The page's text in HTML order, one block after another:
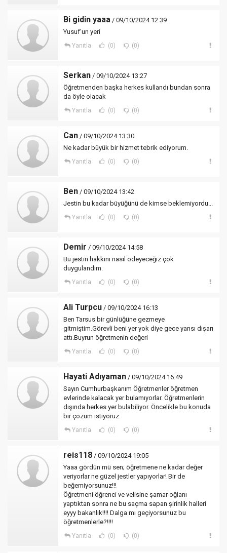
Bi gidin yaaa / 09/10/2024 12:39
Yusuf'un yeri
Yanıtla (0) (0)
Serkan / 09/10/2024 13:27
Öğretmenden başka herkes kullandı bundan sonra
da öyle olacak
Yanıtla (0) (0)
Can / 09/10/2024 13:30
Ne kadar büyük bir hizmet tebrik ediyorum.
Yanıtla (0) (0)
Ben / 09/10/2024 13:42
Jestin bu kadar büyüğünü de kimse beklemiyordu...
Yanıtla (0) (0)
Demir / 09/10/2024 14:58
Bu jestin hakkını nasıl ödeyeceğiz çok
duygulandım.
Yanıtla (0) (0)
Ali Turpcu / 09/10/2024 16:13
Ben Tarsus bir günlüğüne gezmeye
gitmiştim.Görevli beni yer yok diye gece yarısı dışarı
attı.Buyrun öğretmenin değeri
Yanıtla (0) (0)
Hayati Adıyaman / 09/10/2024 16:49
Sayın Cumhurbaşkanım Öğretmenler öğretmen
evlerinde kalacak yer bulamıyorlar. Öğretmenlerin
dışında herkes yer bulabiliyor. Öncelikle bu konuda
bir çözüm istiyoruz.
Yanıtla (0) (0)
reis118 / 09/10/2024 19:05
Yaaa gördün mü sen; öğretmene ne kadar değer
veriyorlar ne güzel jestler yapıyorlar! Bir de
beğemiyorsunuz!!!
Öğretmeni öğrenci ve velisine şamar oğlanı
yaptıktan sonra ne bu saçma sapan şirinlik halleri
eyyy bakanlık!!!! Dalga mı geçiyorsunuz bu
öğretmenlerle?!!!!
Yanıtla (0) (0)